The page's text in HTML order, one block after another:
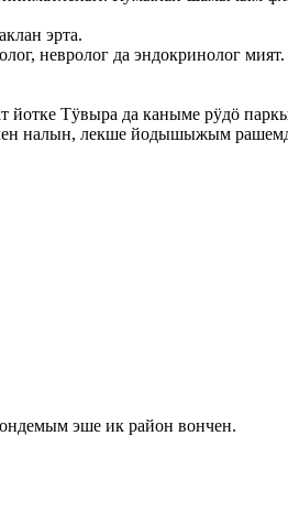
эрта.
невролог да эндокринолог мият.
Тӱвыра да каныме рӱдӧ
налын, лекше йодышыжым
эше ик район вончен.